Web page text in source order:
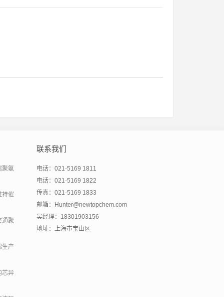
聚氨
持催
通聚
生产
芯异
联系我们
电话：021-5169 1811
电话：021-5169 1822
传真：021-5169 1833
邮箱：Hunter@newtopchem.com
吴经理：18301903156
地址：上海市宝山区